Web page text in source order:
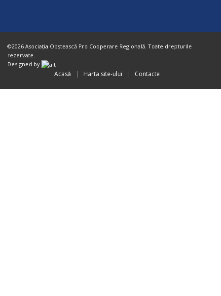
©2026 Asociaţia Obştească Pro Cooperare Regională. Toate drepturile
rezervate.
Designed by
Acasă Harta site-ului Contacte